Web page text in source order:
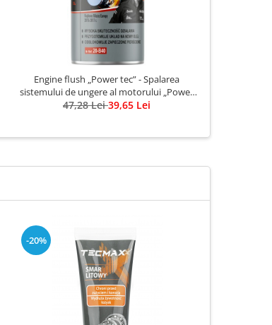
Engine flush „Power tec” - Spalarea
sistemului de ungere al motorului „Power
tec”, bidon 500 ml
47,28 Lei39,65 Lei
-20%